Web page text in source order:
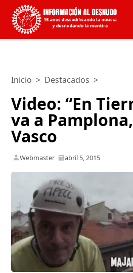
Inicio > Destacados >
Video: “En
va a
Vasco
Webmaster abril 5, 2015